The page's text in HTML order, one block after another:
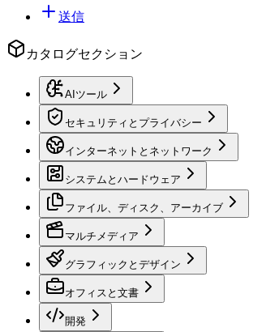
送信
カタログセクション
AIツール
セキュリティとプライバシー
インターネットとネットワーク
システムとハードウェア
ファイル、ディスク、アーカイブ
マルチメディア
グラフィックとデザイン
オフィスと文書
開発